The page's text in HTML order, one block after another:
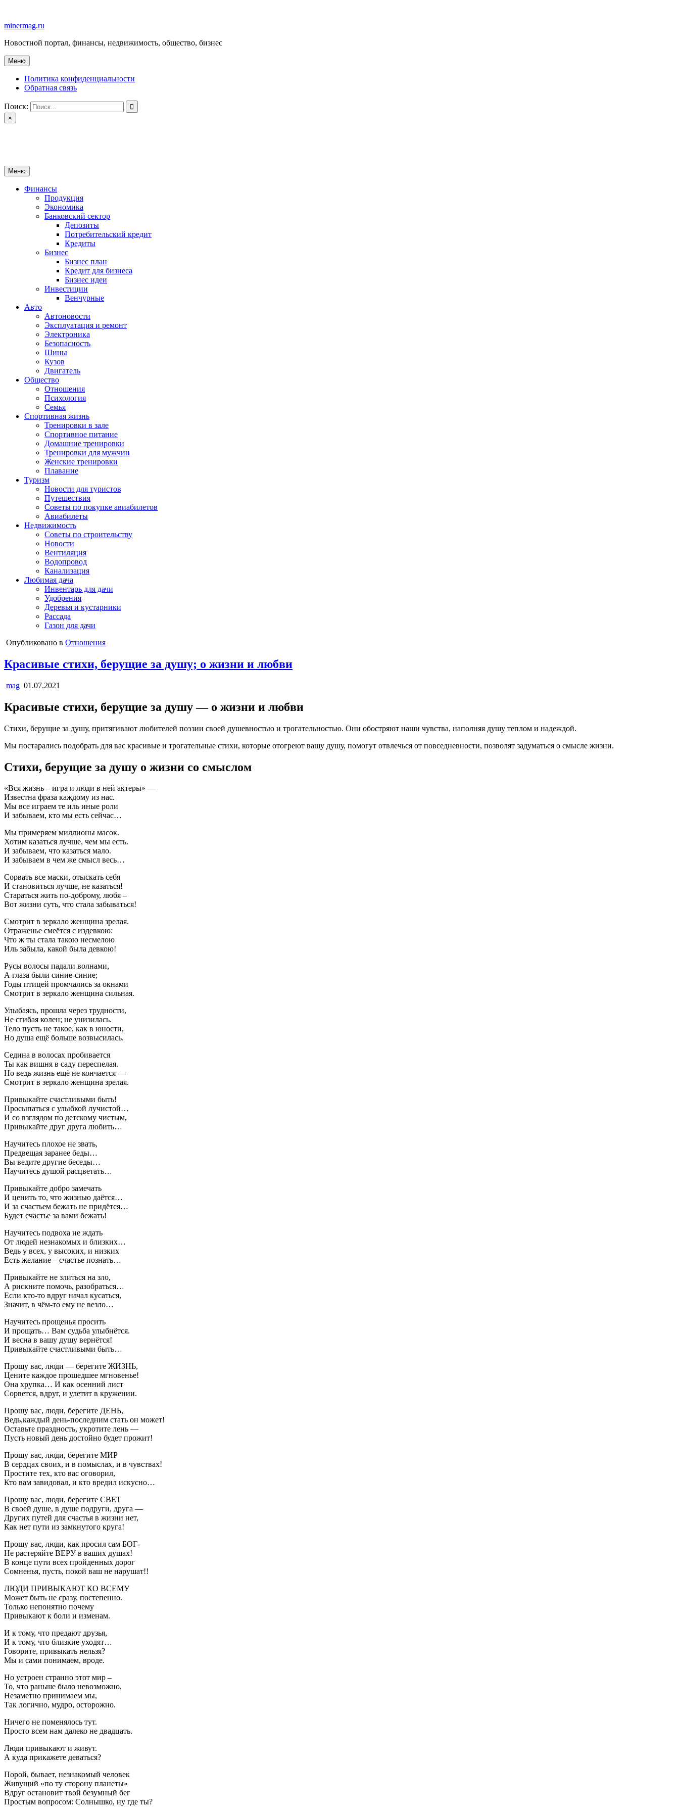
содержимому
minermag.ru
Новостной портал, финансы, недвижимость, общество, бизнес
Меню
Политика конфиденциальности
Обратная связь
Поиск:
×
Меню
Финансы
Продукция
Экономика
Банковский сектор
Депозиты
Потребительский кредит
Кредиты
Бизнес
Бизнес план
Кредит для бизнеса
Бизнес идеи
Инвестиции
Венчурные
Авто
Автоновости
Эксплуатация и ремонт
Электроника
Безопасность
Шины
Кузов
Двигатель
Общество
Отношения
Психология
Семья
Спортивная жизнь
Тренировки в зале
Спортивное питание
Домашние тренировки
Тренировки для мужчин
Женские тренировки
Плавание
Туризм
Новости для туристов
Путешествия
Советы по покупке авиабилетов
Авиабилеты
Недвижимость
Советы по строительству
Новости
Вентиляция
Водопровод
Канализация
Любимая дача
Инвентарь для дачи
Удобрения
Деревья и кустарники
Рассада
Газон для дачи
Опубликовано в Отношения
Красивые стихи, берущие за душу; о жизни и любви
mag 01.07.2021
Красивые стихи, берущие за душу — о жизни и любви
Стихи, берущие за душу, притягивают любителей поэзии своей душевностью и трогательностью. Они обостряют наши чувства, наполняя душу теплом и надеждой.
Мы постарались подобрать для вас красивые и трогательные стихи, которые отогреют вашу душу, помогут отвлечься от повседневности, позволят задуматься о смысле жизни.
Стихи, берущие за душу о жизни со смыслом
«Вся жизнь – игра и люди в ней актеры» —
Известна фраза каждому из нас.
Мы все играем те иль иные роли
И забываем, кто мы есть сейчас…
Мы примеряем миллионы масок.
Хотим казаться лучше, чем мы есть.
И забываем, что казаться мало.
И забываем в чем же смысл весь…
Сорвать все маски, отыскать себя
И становиться лучше, не казаться!
Стараться жить по-доброму, любя –
Вот жизни суть, что стала забываться!
Смотрит в зеркало женщина зрелая.
Отраженье смеётся с издевкою:
Что ж ты стала такою несмелою
Иль забыла, какой была девкою!
Русы волосы падали волнами,
А глаза были синие-синие;
Годы птицей промчались за окнами
Смотрит в зеркало женщина сильная.
Улыбаясь, прошла через трудности,
Не сгибая колен; не унизилась.
Тело пусть не такое, как в юности,
Но душа ещё больше возвысилась.
Седина в волосах пробивается
Ты как вишня в саду переспелая.
Но ведь жизнь ещё не кончается —
Смотрит в зеркало женщина зрелая.
Привыкайте счастливыми быть!
Просыпаться с улыбкой лучистой…
И со взглядом по детскому чистым,
Привыкайте друг друга любить…
Научитесь плохое не звать,
Предвещая заранее беды…
Вы ведите другие беседы…
Научитесь душой расцветать…
Привыкайте добро замечать
И ценить то, что жизнью даётся…
И за счастьем бежать не придётся…
Будет счастье за вами бежать!
Научитесь подвоха не ждать
От людей незнакомых и близких…
Ведь у всех, у высоких, и низких
Есть желание – счастье познать…
Привыкайте не злиться на зло,
А рискните помочь, разобраться…
Если кто-то вдруг начал кусаться,
Значит, в чём-то ему не везло…
Научитесь прощенья просить
И прощать… Вам судьба улыбнётся.
И весна в вашу душу вернётся!
Привыкайте счастливыми быть…
Прошу вас, люди — берегите ЖИЗНЬ,
Цените каждое прошедшее мгновенье!
Она хрупка… И как осенний лист
Сорвется, вдруг, и улетит в кружении.
Прошу вас, люди, берегите ДЕНЬ,
Ведь,каждый день-последним стать он может!
Оставьте праздность, укротите лень —
Пусть новый день достойно будет прожит!
Прошу вас, люди, берегите МИР
В сердцах своих, и в помыслах, и в чувствах!
Простите тех, кто вас оговорил,
Кто вам завидовал, и кто вредил искусно…
Прошу вас, люди, берегите СВЕТ
В своей душе, в душе подруги, друга —
Других путей для счастья в жизни нет,
Как нет пути из замкнутого круга!
Прошу вас, люди, как просил сам БОГ-
Не растеряйте ВЕРУ в ваших душах!
В конце пути всех пройденных дорог
Сомненья, пусть, покой ваш не нарушат!!
ЛЮДИ ПРИВЫКАЮТ КО ВСЕМУ
Может быть не сразу, постепенно.
Только непонятно почему
Привыкают к боли и изменам.
И к тому, что предают друзья,
И к тому, что близкие уходят…
Говорите, привыкать нельзя?
Мы и сами понимаем, вроде.
Но устроен странно этот мир –
То, что раньше было невозможно,
Незаметно принимаем мы,
Так логично, мудро, осторожно.
Ничего не поменялось тут.
Просто всем нам далеко не двадцать.
Люди привыкают и живут.
А куда прикажете деваться?
Порой, бывает, незнакомый человек
Живущий «по ту сторону планеты»
Вдруг остановит твой безумный бег
Простым вопросом: Солнышко, ну где ты?